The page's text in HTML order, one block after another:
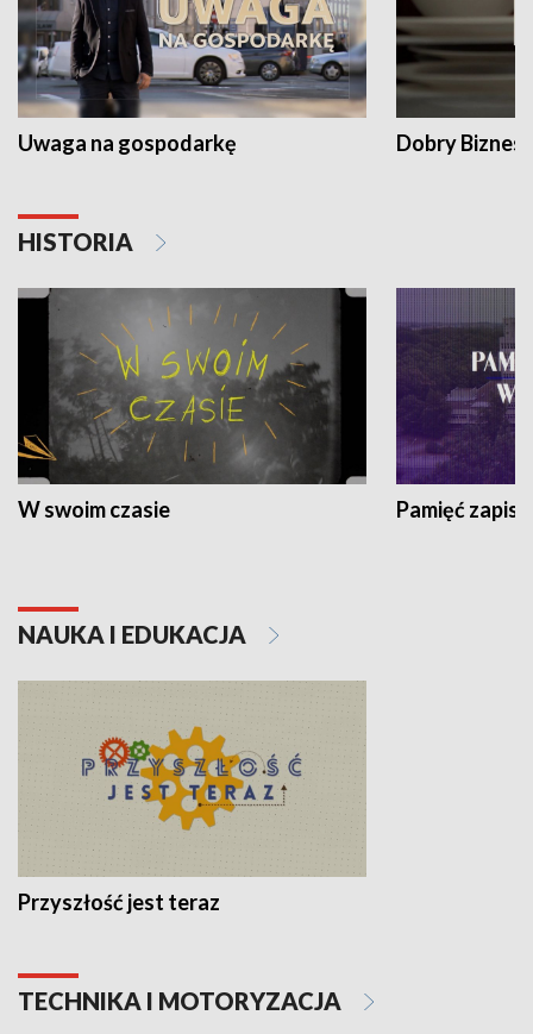
Uwaga na gospodarkę Dobry Biznes
HISTORIA
W swoim czasie Pamięć
NAUKA I EDUKACJA
Przyszłość jest teraz
TECHNIKA I MOTORYZACJA